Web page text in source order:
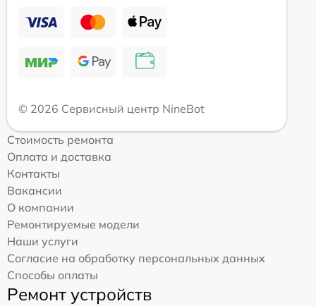
© 2026 Сервисный центр NineBot
Стоимость ремонта
Оплата и доставка
Контакты
Вакансии
О компании
Ремонтируемые модели
Наши услуги
Согласие на обработку персональных данных
Способы оплаты
Ремонт устройств